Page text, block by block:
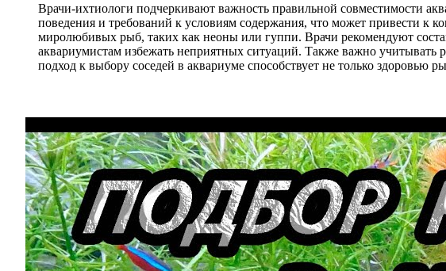
Врачи-ихтиологи подчеркивают важность правильной совместимости
поведения и требований к условиям содержания, что может привести к
миролюбивых рыб, таких как неоны или гуппи. Врачи рекомендуют
аквариумистам избежать неприятных ситуаций. Также важно учитывать
подход к выбору соседей в аквариуме способствует не только